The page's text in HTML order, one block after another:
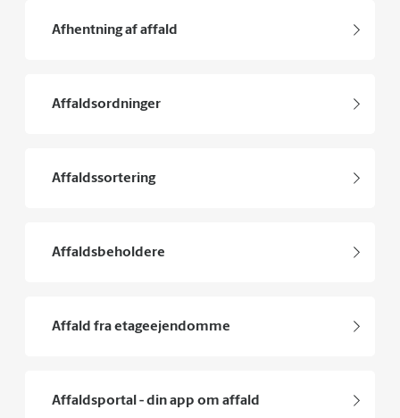
Afhentning af affald
Affaldsordninger
Affaldssortering
Affaldsbeholdere
Affald fra etageejendomme
Affaldsportal - din app om affald